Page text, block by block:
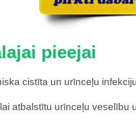
pieejai
cistīta un urīnceļu
atbalstītu urīnceļu